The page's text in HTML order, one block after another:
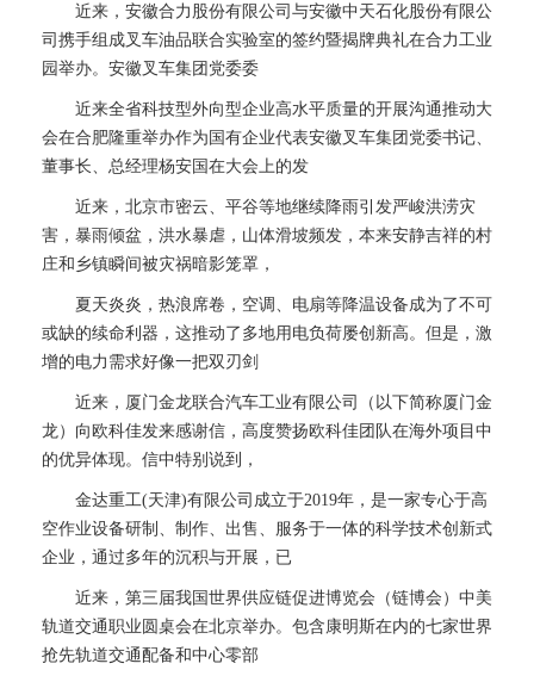
近来，安徽合力股份有限公司与安徽中天石化股份有限公
司携手组成叉车油品联合实验室的签约暨揭牌典礼在合力工业
园举办。安徽叉车集团党委委
近来全省科技型外向型企业高水平质量的开展沟通推动大
会在合肥隆重举办作为国有企业代表安徽叉车集团党委书记、
董事长、总经理杨安国在大会上的发
近来，北京市密云、平谷等地继续降雨引发严峻洪涝灾
害，暴雨倾盆，洪水暴虐，山体滑坡频发，本来安静吉祥的村
庄和乡镇瞬间被灾祸暗影笼罩，
夏天炎炎，热浪席卷，空调、电扇等降温设备成为了不可
或缺的续命利器，这推动了多地用电负荷屡创新高。但是，激
增的电力需求好像一把双刃剑
近来，厦门金龙联合汽车工业有限公司（以下简称厦门金
龙）向欧科佳发来感谢信，高度赞扬欧科佳团队在海外项目中
的优异体现。信中特别说到，
金达重工(天津)有限公司成立于2019年，是一家专心于高
空作业设备研制、制作、出售、服务于一体的科学技术创新式
企业，通过多年的沉积与开展，已
近来，第三届我国世界供应链促进博览会（链博会）中美
轨道交通职业圆桌会在北京举办。包含康明斯在内的七家世界
抢先轨道交通配备和中心零部